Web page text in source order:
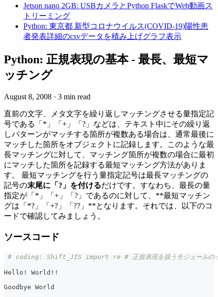
Jetson nano 2GB: USBカメラとPython FlaskでWeb動画ス
トリーミング
Python: 東京都 新型コロナウイルス(COVID-19)陽性患
者発表詳細のcsvデータを積み上げグラフ表示
Python: 正規表現の基本 - 最長、最短マ
ッチング
August 8, 2008 · 3 min read
直前の文字、メタ文字を繰り返しマッチングさせる量指定記
号である「*」「+」「?」などは、テキスト中にその繰り返
しパターンがマッチする箇所が複数ある場合は、通常最後に
マッチした箇所をオブジェクトに記録します。このような最
長マッチングに対して、マッチング箇所が複数の場合に最初
にマッチした箇所を記録する最短マッチング方法がありま
す。 最短マッチングを行う量指定記号は最長マッチングの
記号の末尾に「?」を付けるだけです。すなわち、最長の量
指定が「*」「+」「?」であるのに対して、**最短マッチン
グは「*?」「+?」「??」**となります。それでは、以下のコ
ードで確認してみましょう。
ソースコード
# coding: Shift_JIS import re # 正規表現を扱うモジュー
Hello! World!!
Goodbye World